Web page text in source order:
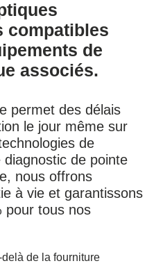
compatibles
de
associés.
permet des délais
le jour même sur
de
de pointe
nous offrons
à vie et garantissons
pour tous nos
de la fourniture